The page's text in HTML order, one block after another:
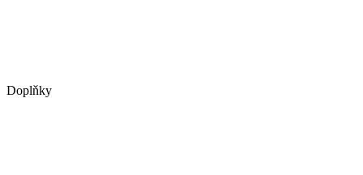
Doplňky